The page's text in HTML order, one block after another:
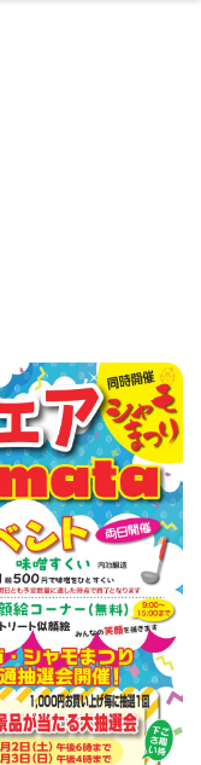
中華
福島ローカルグル
メ
アウトドア
名所
メンズ
まつ毛サロン
キッズ
生活を彩るモノ
ペット
子どもの習い事・
塾
その他